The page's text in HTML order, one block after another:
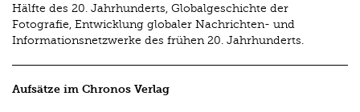
Hälfte des 20. Jahrhunderts, Globalgeschichte der
Fotografie, Entwicklung globaler Nachrichten- und
Informationsnetzwerke des frühen 20. Jahrhunderts.
Aufsätze im Chronos Verlag